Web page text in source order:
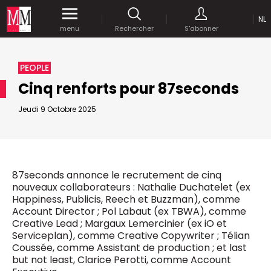
menu Rechercher S'abonner
NL
PEOPLE
Cinq renforts pour 87seconds
Jeudi 9 Octobre 2025
87seconds annonce le recrutement de cinq
nouveaux collaborateurs : Nathalie Duchatelet (ex
Happiness, Publicis, Reech et Buzzman), comme
Account Director ; Pol Labaut (ex TBWA), comme
Creative Lead ; Margaux Lemercinier (ex iO et
Serviceplan), comme Creative Copywriter ; Télian
Coussée, comme Assistant de production ; et last
but not least, Clarice Perotti, comme Account
RECHERCHER
ENVOYER VOTRE MOT DE PASSE
MEDIA MARKETING
Mix Brussels - Boulevard du Souverain 25 boite 5
1170 Bruxelles - Belgique
E-mail :info@mm.be
Managing Director
Jean-Vianney Philippe
0471 92 01 98
jeanvianney@mm.be
General Manager
selim@mm.be
Astuces :
Utilisez lesguillemets("") pour effectuer une
recherche sur les termes exacts (dans le même
ordre et à la suite).
Utilisez lesigne +pour effectuer une recherche
sur les textes comprenants l'ensemble des
termes (même dans un ordre différent ou séparé
dans le texte).
Accédezgratuitementà tout notre
REJOIGNEZ-NOUS!
Abonnement d’entreprise